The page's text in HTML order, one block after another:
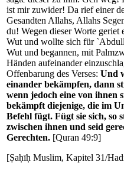
ist mir zuwider! Da rief einer
Gesandten Allahs, Allahs
du! Wegen dieser Worte
Wut und wollte sich für
Wut und begannen, mit
Händen aufeinander
Offenbarung des Verses: Und
einander bekämpfen, dann
wenn jedoch eine von ihnen
bekämpft diejenige, die im
Befehl fügt. Fügt sie sich, so
zwischen ihnen und seid
Gerechten. [Quran 49:9]
[Ṣaḥīḥ Muslim, Kapitel 31/